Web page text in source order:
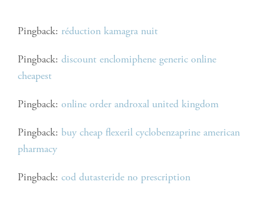
Pingback: réduction kamagra nuit
Pingback: discount enclomiphene generic online
cheapest
Pingback: online order androxal united kingdom
Pingback: buy cheap flexeril cyclobenzaprine american
pharmacy
Pingback: cod dutasteride no prescription